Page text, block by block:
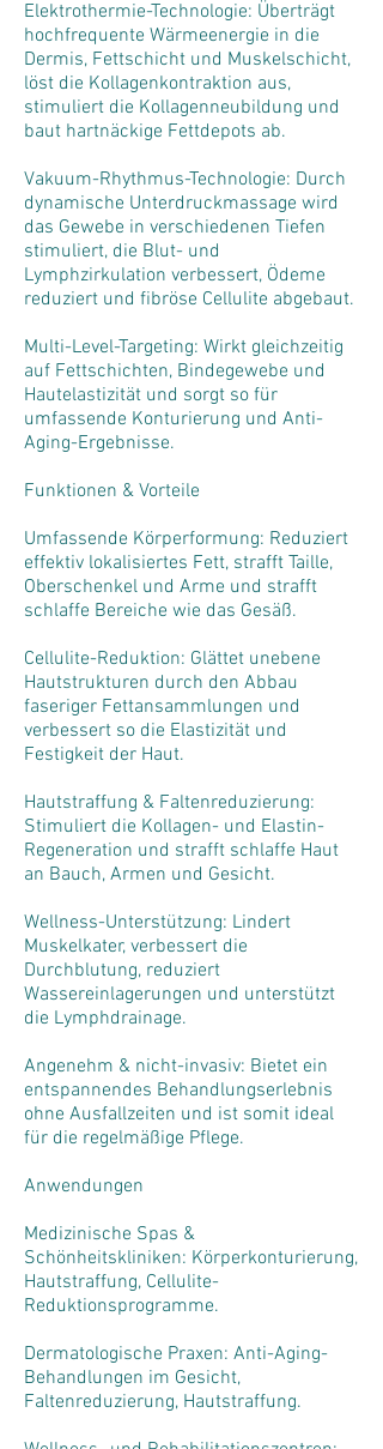
Elektrothermie-Technologie: Überträgt
hochfrequente Wärmeenergie in die
Dermis, Fettschicht und Muskelschicht,
löst die Kollagenkontraktion aus,
stimuliert die Kollagenneubildung und
baut hartnäckige Fettdepots ab.
Vakuum-Rhythmus-Technologie: Durch
dynamische Unterdruckmassage wird
das Gewebe in verschiedenen Tiefen
stimuliert, die Blut- und
Lymphzirkulation verbessert, Ödeme
reduziert und fibröse Cellulite abgebaut.
Multi-Level-Targeting: Wirkt gleichzeitig
auf Fettschichten, Bindegewebe und
Hautelastizität und sorgt so für
umfassende Konturierung und Anti-
Aging-Ergebnisse.
Funktionen & Vorteile
Umfassende Körperformung: Reduziert
effektiv lokalisiertes Fett, strafft Taille,
Oberschenkel und Arme und strafft
schlaffe Bereiche wie das Gesäß.
Cellulite-Reduktion: Glättet unebene
Hautstrukturen durch den Abbau
faseriger Fettansammlungen und
verbessert so die Elastizität und
Festigkeit der Haut.
Hautstraffung & Faltenreduzierung:
Stimuliert die Kollagen- und Elastin-
Regeneration und strafft schlaffe Haut
an Bauch, Armen und Gesicht.
Wellness-Unterstützung: Lindert
Muskelkater, verbessert die
Durchblutung, reduziert
Wassereinlagerungen und unterstützt
die Lymphdrainage.
Angenehm & nicht-invasiv: Bietet ein
entspannendes Behandlungserlebnis
ohne Ausfallzeiten und ist somit ideal
für die regelmäßige Pflege.
Anwendungen
Medizinische Spas &
Schönheitskliniken: Körperkonturierung,
Hautstraffung, Cellulite-
Reduktionsprogramme.
Dermatologische Praxen: Anti-Aging-
Behandlungen im Gesicht,
Faltenreduzierung, Hautstraffung.